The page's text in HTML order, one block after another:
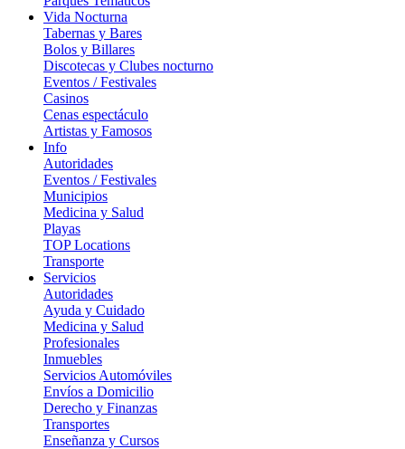
Vida Nocturna
Tabernas y Bares
Bolos y Billares
Discotecas y Clubes nocturno
Eventos / Festivales
Casinos
Cenas espectáculo
Artistas y Famosos
Info
Autoridades
Eventos / Festivales
Municipios
Medicina y Salud
Playas
TOP Locations
Transporte
Servicios
Autoridades
Ayuda y Cuidado
Medicina y Salud
Profesionales
Inmuebles
Servicios Automóviles
Envíos a Domicilio
Derecho y Finanzas
Transportes
Enseñanza y Cursos